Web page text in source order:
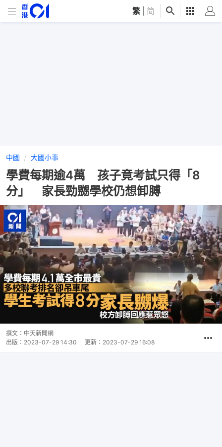
繁 简
中國 大國小事
學費每期逾4萬 孩子竟考試只得「8
分」 家長勁嬲學校仍想卸膊
撰文： 中天新聞網
出版： 2023-07-29 14:30 更新： 2023-07-29 16:08